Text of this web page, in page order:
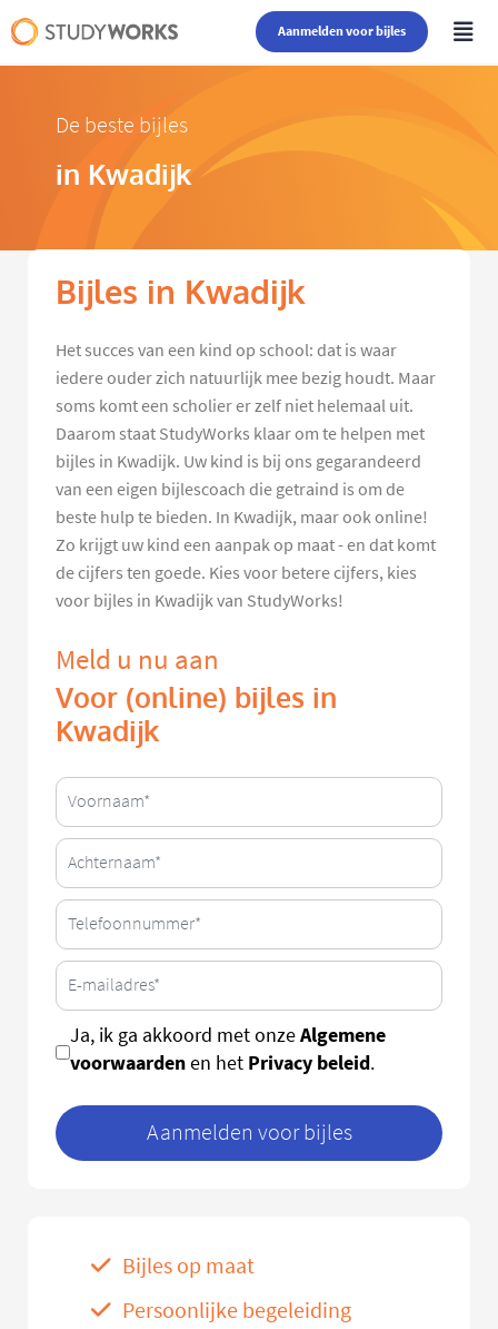
Aanmelden voor bijles
De beste bijles
in Kwadijk
Bijles in Kwadijk
Het succes van een kind op school: dat is waar
iedere ouder zich natuurlijk mee bezig houdt. Maar
soms komt een scholier er zelf niet helemaal uit.
Daarom staat StudyWorks klaar om te helpen met
bijles in Kwadijk. Uw kind is bij ons gegarandeerd
van een eigen bijlescoach die getraind is om de
beste hulp te bieden. In Kwadijk, maar ook online!
Zo krijgt uw kind een aanpak op maat - en dat komt
de cijfers ten goede. Kies voor betere cijfers, kies
voor bijles in Kwadijk van StudyWorks!
Meld u nu aan
Voor (online) bijles in
Kwadijk
Ja, ik ga akkoord met onzeAlgemene
voorwaardenen het Privacy beleid.
Aanmelden voor bijles
Bijles op maat
Persoonlijke begeleiding